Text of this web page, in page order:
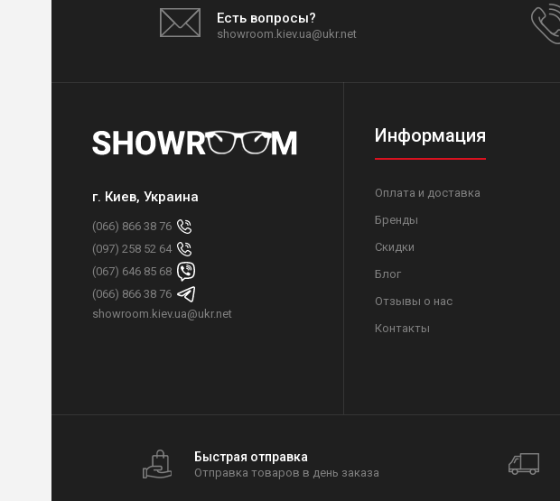
Есть вопросы?
showroom.kiev.ua@ukr.net
г. Киев, Украина
(066) 866 38 76
(097) 258 52 64
(067) 646 85 68
(066) 866 38 76
showroom.kiev.ua@ukr.net
Информация
Оплата и доставка
Бренды
Скидки
Блог
Отзывы о нас
Контакты
Быстрая отправка
Отправка товаров в день заказа